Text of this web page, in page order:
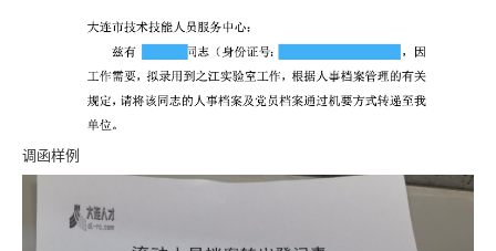
调函样例